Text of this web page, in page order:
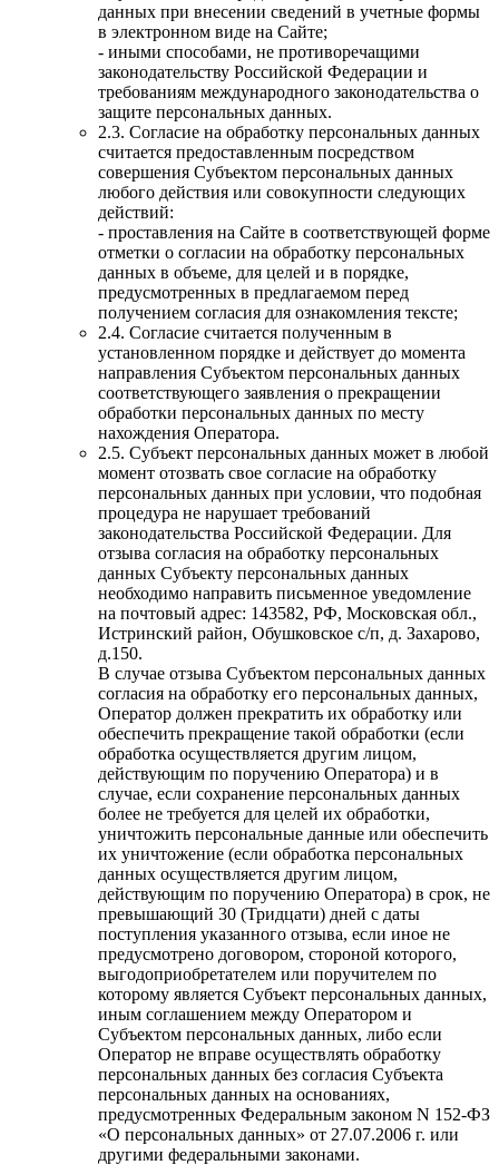
данных при внесении сведений в учетные формы
в электронном виде на Сайте;
- иными способами, не противоречащими
законодательству Российской Федерации и
требованиям международного законодательства о
защите персональных данных.
2.3. Согласие на обработку персональных данных
считается предоставленным посредством
совершения Субъектом персональных данных
любого действия или совокупности следующих
действий:
- проставления на Сайте в соответствующей форме
отметки о согласии на обработку персональных
данных в объеме, для целей и в порядке,
предусмотренных в предлагаемом перед
получением согласия для ознакомления тексте;
2.4. Согласие считается полученным в
установленном порядке и действует до момента
направления Субъектом персональных данных
соответствующего заявления о прекращении
обработки персональных данных по месту
нахождения Оператора.
2.5. Субъект персональных данных может в любой
момент отозвать свое согласие на обработку
персональных данных при условии, что подобная
процедура не нарушает требований
законодательства Российской Федерации. Для
отзыва согласия на обработку персональных
данных Субъекту персональных данных
необходимо направить письменное уведомление
на почтовый адрес: 143582, РФ, Московская обл.,
Истринский район, Обушковское с/п, д. Захарово,
д.150.
В случае отзыва Субъектом персональных данных
согласия на обработку его персональных данных,
Оператор должен прекратить их обработку или
обеспечить прекращение такой обработки (если
обработка осуществляется другим лицом,
действующим по поручению Оператора) и в
случае, если сохранение персональных данных
более не требуется для целей их обработки,
уничтожить персональные данные или обеспечить
их уничтожение (если обработка персональных
данных осуществляется другим лицом,
действующим по поручению Оператора) в срок, не
превышающий 30 (Тридцати) дней с даты
поступления указанного отзыва, если иное не
предусмотрено договором, стороной которого,
выгодоприобретателем или поручителем по
которому является Субъект персональных данных,
иным соглашением между Оператором и
Субъектом персональных данных, либо если
Оператор не вправе осуществлять обработку
персональных данных без согласия Субъекта
персональных данных на основаниях,
предусмотренных Федеральным законом N 152-ФЗ
«О персональных данных» от 27.07.2006 г. или
другими федеральными законами.